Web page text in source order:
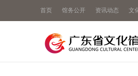
首页 馆务公开 资讯动态 文